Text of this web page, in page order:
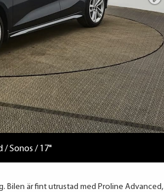
/ Sonos / 17"
Bilen är fint utrustad med Proline Advanced,